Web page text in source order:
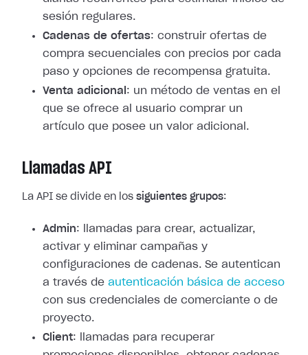
sesión regulares.
Cadenas de ofertas: construir ofertas de
compra secuenciales con precios por cada
paso y opciones de recompensa gratuita.
Venta adicional : un método de ventas en el
que se ofrece al usuario comprar un
artículo que posee un valor adicional.
Llamadas API
La API se divide en los siguientes grupos:
Admin: llamadas para crear, actualizar,
activar y eliminar campañas y
configuraciones de cadenas. Se autentican
a través de autenticación básica de acceso
con sus credenciales de comerciante o de
proyecto.
Client: llamadas para recuperar